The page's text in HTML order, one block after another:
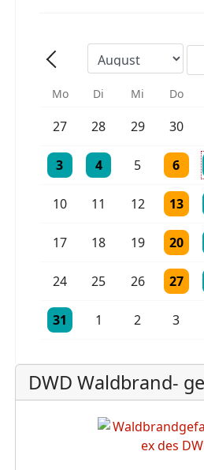
Mo Di Mi Do
27 28 29 30
3
Einzelne Veranstaltung
4
Einzelne Veranstaltung
5 6
10 11 12 13
17 18 19 20
24 25 26 27
31
Einzelne Veranstaltung
1 2 3
DWD Waldbrand-